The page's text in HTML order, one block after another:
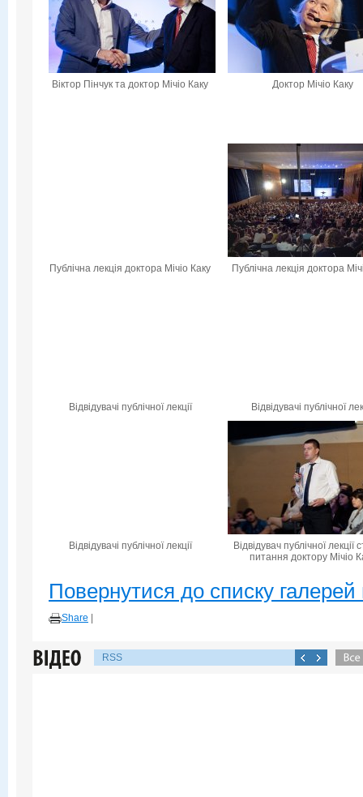
Віктор Пінчук та доктор Мічіо Каку Доктор Мічіо Каку
Публічна лекція доктора Мічіо Каку Публічна лекція доктора
Відвідувачі публічної лекції Відвідувачі публічної
Відвідувачі публічної лекції
Відвідувач публічної лекції
питання доктору Мічіо
Повернутися до списку галерей
Share
RSS